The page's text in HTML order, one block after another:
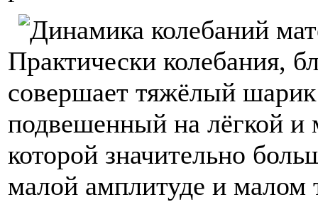
Практически колебания,
совершает тяжёлый
подвешенный на лёгкой и
которой значительно
малой амплитуде и малом